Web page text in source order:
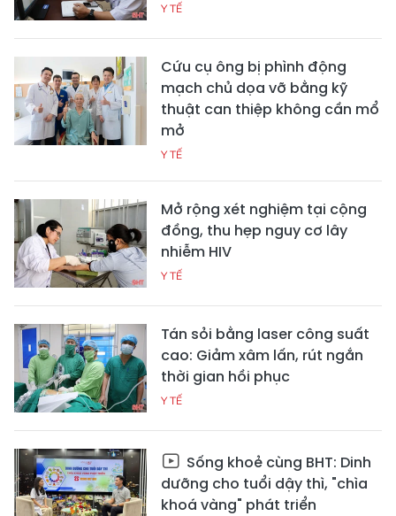
Y TẾ
Cứu cụ ông bị phình động
mạch chủ dọa vỡ bằng kỹ
thuật can thiệp không cần mổ
mở
Y TẾ
Mở rộng xét nghiệm tại cộng
đồng, thu hẹp nguy cơ lây
nhiễm HIV
Y TẾ
Tán sỏi bằng laser công suất
cao: Giảm xâm lấn, rút ngắn
thời gian hồi phục
Y TẾ
Sống khoẻ cùng BHT: Dinh
dưỡng cho tuổi dậy thì, "chìa
khoá vàng" phát triển